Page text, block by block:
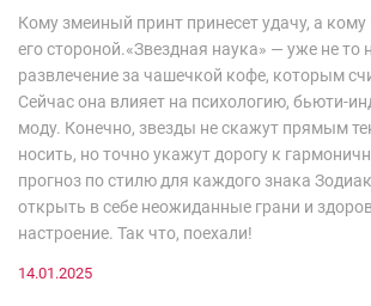
Кому змеиный принт принесет удачу, а
его стороной.«Звездная наука» — уже не то
развлечение за чашечкой кофе, которым
Сейчас она влияет на психологию, бьюти-
моду. Конечно, звезды не скажут прямым
носить, но точно укажут дорогу к
прогноз по стилю для каждого знака
открыть в себе неожиданные грани и
настроение. Так что, поехали!
14.01.2025